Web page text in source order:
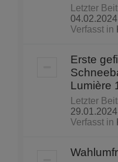
Letzter
Verfasst in
Erste
Lumière
Letzter
Verfasst in